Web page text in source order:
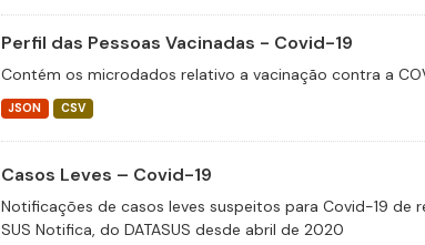
Perfil das Pessoas Vacinadas - Covid-19
Contém os microdados relativo a vacinação contra a
JSON CSV
Casos Leves – Covid-19
Notificações de casos leves suspeitos para Covid-19 de
SUS Notifica, do DATASUS desde abril de 2020